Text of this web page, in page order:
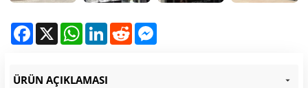
Facebook WhatsAppLinkedInReddit
ÜRÜN AÇIKLAMASI